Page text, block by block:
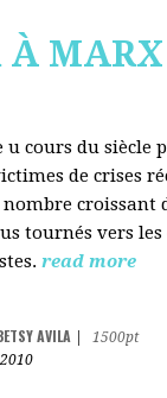
À
u cours du siècle
de crises
croissant
tournés vers
read more
AVILA
1500pt